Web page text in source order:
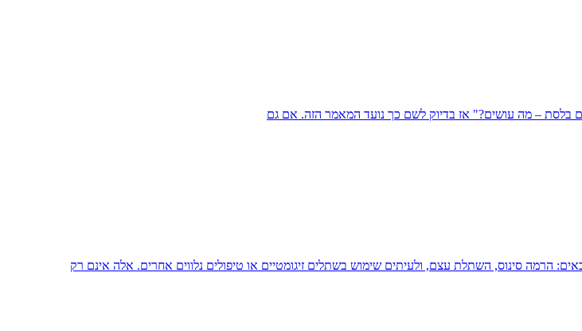
בלסת – מה עושים?" אז בדיוק לשם כך נועד המאמר הזה. אם גם
הרמה סינוס, השתלת עצם, ולעיתים שימוש בשתלים זיגומטיים או טיפולים נלווים אחרים. אלה אינם רק